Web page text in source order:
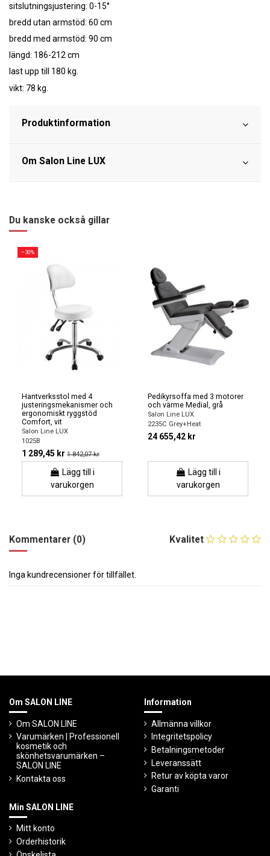
sitslutningsjustering: 0-15°
bredd utan armstöd: 60 cm
bredd med armstöd: 90 cm
längd: 186-212 cm
last upp till 180 kg.
vikt: 78 kg.
Produktinformation
Om Salon Line LUX
Du kanske också gillar
−30%
Hantverksstol med 4
justeringsmekanismer och
ergonomiskt ryggstöd
Comfort, vit
Salon Line LUX
1025B
1 289,45 kr 1 842,07 kr
Lägg till i
varukorgen
Pedikyrsoffa med 3 motorer
och värme Medial, grå
Salon Line LUX
2235C Grey+Heat
24 655,42 kr
Lägg till i
varukorgen
Kvalitet
Kommentarer (0)
Inga kundrecensioner för tillfället.
Om SALON LINE
Om SALON LINE
Varumärken | Professionell
kosmetik och
skönhetsvarumärken –
SALON LINE
Kontakta oss
Information
Allmänna villkor
Integritetspolicy
Betalningsmetoder
Leveranssätt
Retur av köpta varor
Garanti
Min SALON LINE
Mitt konto
Orderhistorik